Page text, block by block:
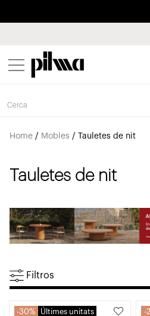
pilma
Home/ Mobles / Tauletes de nit
Tauletes de nit
Filtros
30% Últimes unitats